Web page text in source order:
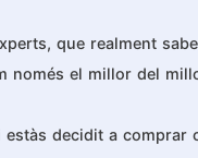
que realment
només el millor del
estàs decidit a comprar